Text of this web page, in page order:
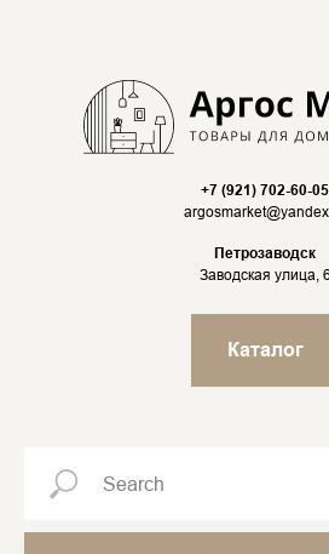
+7 (921) 702-60-05
Петрозаводск
Заводская улица, 6
Каталог